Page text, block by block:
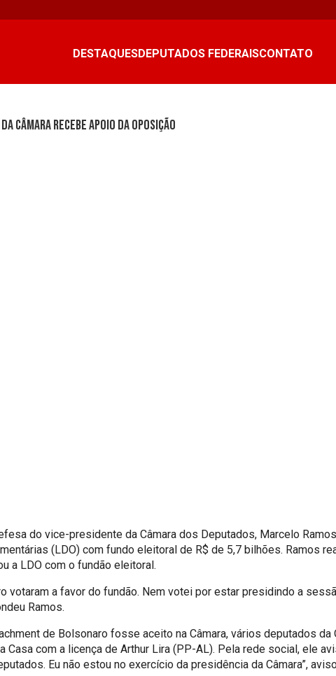
DESTAQUESDEPUTADOS FEDERAISCONTATO
Câmara recebe apoio da Oposição
do vice-presidente da Câmara dos Deputados, Marcelo
(LDO) com fundo eleitoral de R$ de 5,7 bilhões. Ramos
a LDO com o fundão eleitoral.
votaram a favor do fundão. Nem votei por estar presidindo a
Ramos.
de Bolsonaro fosse aceito na Câmara, vários deputados
com a licença de Arthur Lira (PP-AL). Pela rede social, ele
Eu não estou no exercício da presidência da Câmara”,